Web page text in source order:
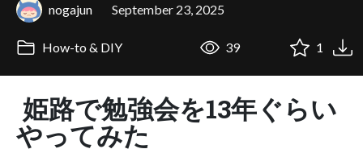
nogajun September 23, 2025
How-to & DIY 39 1
姫路で勉強会を13年ぐらい
やってみた